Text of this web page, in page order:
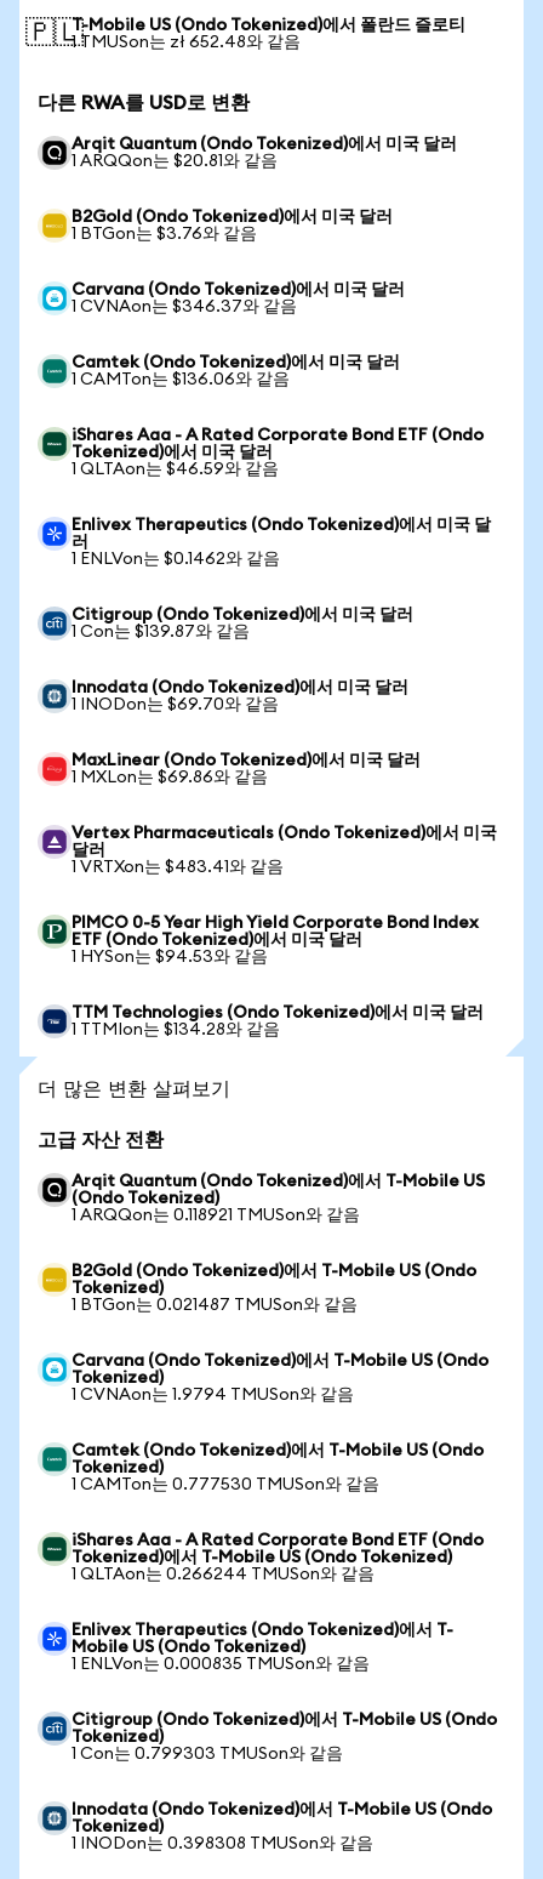
🇵🇱T-Mobile US (Ondo Tokenized)에서 폴란드 즐로티
1 TMUSon는 zł 652.48와 같음
다른 RWA를 USD로 변환
Arqit Quantum (Ondo Tokenized)에서 미국 달러
1 ARQQon는 $20.81와 같음
B2Gold (Ondo Tokenized)에서 미국 달러
1 BTGon는 $3.76와 같음
Carvana (Ondo Tokenized)에서 미국 달러
1 CVNAon는 $346.37와 같음
Camtek (Ondo Tokenized)에서 미국 달러
1 CAMTon는 $136.06와 같음
iShares Aaa - A Rated Corporate Bond ETF (Ondo
Tokenized)에서 미국 달러
1 QLTAon는 $46.59와 같음
Enlivex Therapeutics (Ondo Tokenized)에서 미국 달
러
1 ENLVon는 $0.1462와 같음
Citigroup (Ondo Tokenized)에서 미국 달러
1 Con는 $139.87와 같음
Innodata (Ondo Tokenized)에서 미국 달러
1 INODon는 $69.70와 같음
MaxLinear (Ondo Tokenized)에서 미국 달러
1 MXLon는 $69.86와 같음
Vertex Pharmaceuticals (Ondo Tokenized)에서 미국
달러
1 VRTXon는 $483.41와 같음
PIMCO 0-5 Year High Yield Corporate Bond Index
ETF (Ondo Tokenized)에서 미국 달러
1 HYSon는 $94.53와 같음
TTM Technologies (Ondo Tokenized)에서 미국 달러
1 TTMIon는 $134.28와 같음
더 많은 변환 살펴보기
고급 자산 전환
Arqit Quantum (Ondo Tokenized)에서 T-Mobile US
(Ondo Tokenized)
1 ARQQon는 0.118921 TMUSon와 같음
B2Gold (Ondo Tokenized)에서 T-Mobile US (Ondo
Tokenized)
1 BTGon는 0.021487 TMUSon와 같음
Carvana (Ondo Tokenized)에서 T-Mobile US (Ondo
Tokenized)
1 CVNAon는 1.9794 TMUSon와 같음
Camtek (Ondo Tokenized)에서 T-Mobile US (Ondo
Tokenized)
1 CAMTon는 0.777530 TMUSon와 같음
iShares Aaa - A Rated Corporate Bond ETF (Ondo
Tokenized)에서 T-Mobile US (Ondo Tokenized)
1 QLTAon는 0.266244 TMUSon와 같음
Enlivex Therapeutics (Ondo Tokenized)에서 T-
Mobile US (Ondo Tokenized)
1 ENLVon는 0.000835 TMUSon와 같음
Citigroup (Ondo Tokenized)에서 T-Mobile US (Ondo
Tokenized)
1 Con는 0.799303 TMUSon와 같음
Innodata (Ondo Tokenized)에서 T-Mobile US (Ondo
Tokenized)
1 INODon는 0.398308 TMUSon와 같음